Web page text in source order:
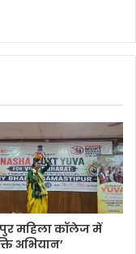
महिला कॉलेज में
अभियान’